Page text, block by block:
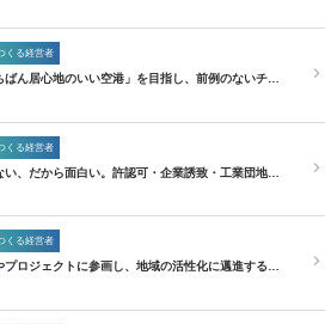
くる経営者
ばん居心地のいい空港」を目指し、前例のないチ…
くる経営者
い、だから面白い。許認可・企業誘致・工業団地…
くる経営者
プロジェクトに参画し、地域の活性化に邁進する…